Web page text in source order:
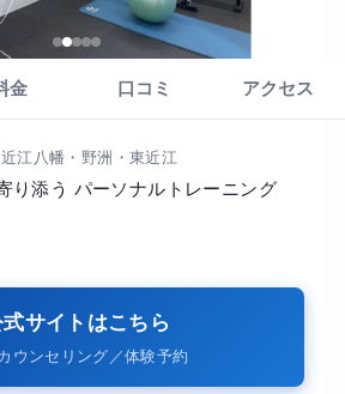
金 口コミ アクセス
江八幡・野洲・東近江
り添う パーソナルトレーニング
サイトはこちら
ウンセリング／体験予約